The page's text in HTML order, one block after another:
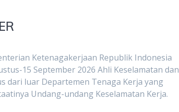
Ketenagakerjaan Republik Indonesia
15 September 2026 Ahli Keselamatan dan
dari luar Departemen Tenaga Kerja yang
Undang-undang Keselamatan Kerja.